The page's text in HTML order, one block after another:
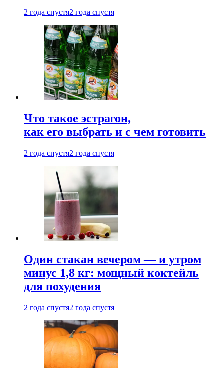
2 года спустя2 года спустя
Что такое эстрагон,
как его выбрать и с чем готовить
2 года спустя2 года спустя
Один стакан вечером — и утром
минус 1,8 кг: мощный коктейль
для похудения
2 года спустя2 года спустя